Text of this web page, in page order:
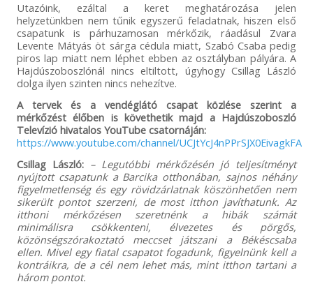
Utazóink, ezáltal a keret meghatározása jelen
helyzetünkben nem tűnik egyszerű feladatnak, hiszen első
csapatunk is párhuzamosan mérkőzik, ráadásul Zvara
Levente Mátyás öt sárga cédula miatt, Szabó Csaba pedig
piros lap miatt nem léphet ebben az osztályban pályára. A
Hajdúszoboszlónál nincs eltiltott, úgyhogy Csillag László
dolga ilyen szinten nincs nehezítve.
A tervek és a vendéglátó csapat közlése szerint a
mérkőzést élőben is követhetik majd a Hajdúszoboszló
Televízió hivatalos YouTube csatornáján:
https://www.youtube.com/channel/UCJtYcJ4nPPrSJX0EivagkFA
Csillag László: – Legutóbbi mérkőzésén jó teljesítményt
nyújtott csapatunk a Barcika otthonában, sajnos néhány
figyelmetlenség és egy rövidzárlatnak köszönhetően nem
sikerült pontot szerzeni, de most itthon javíthatunk. Az
itthoni mérkőzésen szeretnénk a hibák számát
minimálisra csökkenteni, élvezetes és pörgős,
közönségszórakoztató meccset játszani a Békéscsaba
ellen. Mivel egy fiatal csapatot fogadunk, figyelnünk kell a
kontráikra, de a cél nem lehet más, mint itthon tartani a
három pontot.